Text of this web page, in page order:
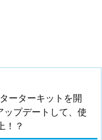
ーターキットを開
ップデートして、使
！？